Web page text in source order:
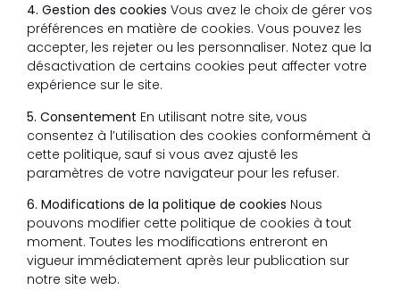
4. Gestion des cookies Vous avez le choix de gérer vos
préférences en matière de cookies. Vous pouvez les
accepter, les rejeter ou les personnaliser. Notez que la
désactivation de certains cookies peut affecter votre
expérience sur le site.
5. Consentement En utilisant notre site, vous
consentez à l’utilisation des cookies conformément à
cette politique, sauf si vous avez ajusté les
paramètres de votre navigateur pour les refuser.
6. Modifications de la politique de cookies Nous
pouvons modifier cette politique de cookies à tout
moment. Toutes les modifications entreront en
vigueur immédiatement après leur publication sur
notre site web.